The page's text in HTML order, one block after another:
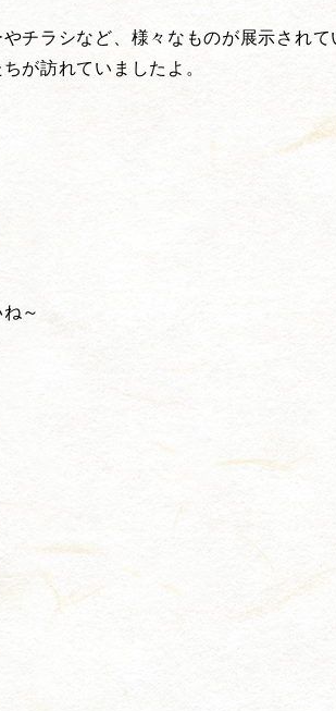
チラシなど、様々なものが展示されて
が訪れていましたよ。
～